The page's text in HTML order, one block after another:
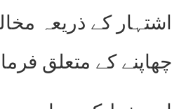
اشتہار کے ذریعہ
چھاپنے کے متعلق